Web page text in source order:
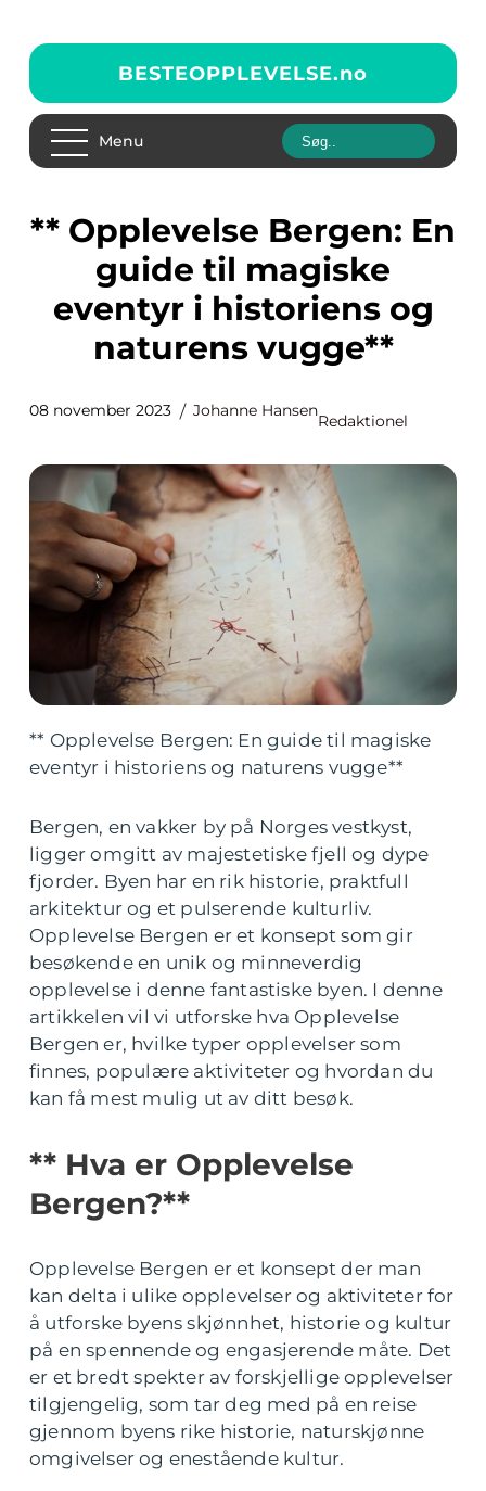
BESTEOPPLEVELSE.no
Menu
** Opplevelse Bergen: En
guide til magiske
eventyr i historiens og
naturens vugge**
08 november 2023 Johanne Hansen
Redaktionel
** Opplevelse Bergen: En guide til magiske
eventyr i historiens og naturens vugge**
Bergen, en vakker by på Norges vestkyst,
ligger omgitt av majestetiske fjell og dype
fjorder. Byen har en rik historie, praktfull
arkitektur og et pulserende kulturliv.
Opplevelse Bergen er et konsept som gir
besøkende en unik og minneverdig
opplevelse i denne fantastiske byen. I denne
artikkelen vil vi utforske hva Opplevelse
Bergen er, hvilke typer opplevelser som
finnes, populære aktiviteter og hvordan du
kan få mest mulig ut av ditt besøk.
** Hva er Opplevelse
Bergen?**
Opplevelse Bergen er et konsept der man
kan delta i ulike opplevelser og aktiviteter for
å utforske byens skjønnhet, historie og kultur
på en spennende og engasjerende måte. Det
er et bredt spekter av forskjellige opplevelser
tilgjengelig, som tar deg med på en reise
gjennom byens rike historie, naturskjønne
omgivelser og enestående kultur.